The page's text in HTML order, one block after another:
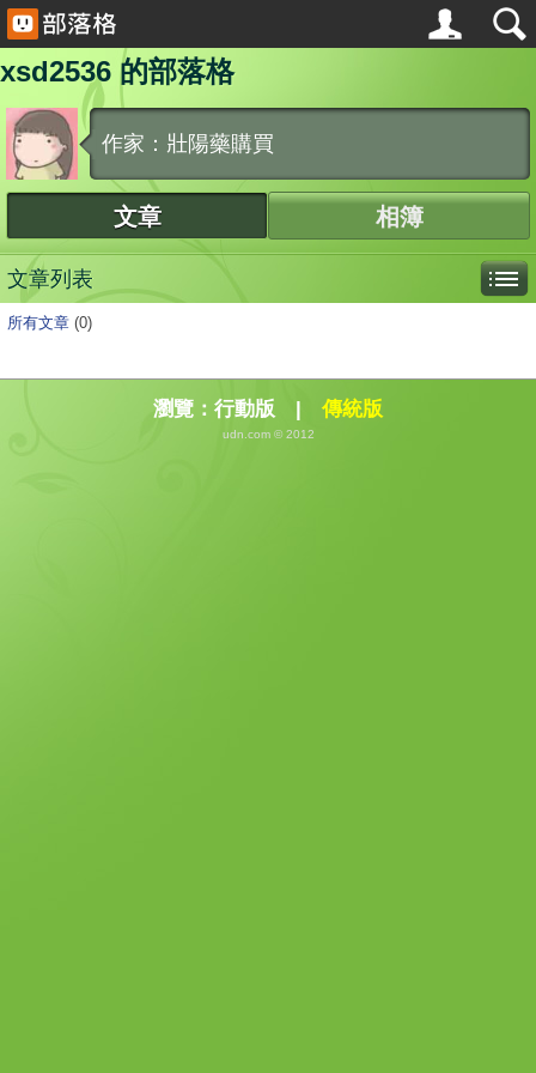
xsd2536 的部落格
作家：壯陽藥購買
文章 相簿
文章列表
所有文章 (0)
瀏覽： 行動版 | 傳統版
udn.com © 2012